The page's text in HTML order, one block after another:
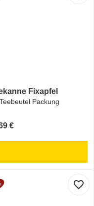
Fixapfel
Packung
€€
favorite_border